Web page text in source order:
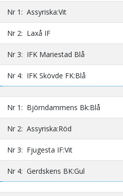
Nr 1: Assyriska:Vit
Nr 2: Laxå IF
Nr 3: IFK Mariestad Blå
Nr 4: IFK Skövde FK:Blå
Nr 1: Björndammens Bk:Blå
Nr 2: Assyriska:Röd
Nr 3: Fjugesta IF:Vit
Nr 4: Gerdskens BK:Gul